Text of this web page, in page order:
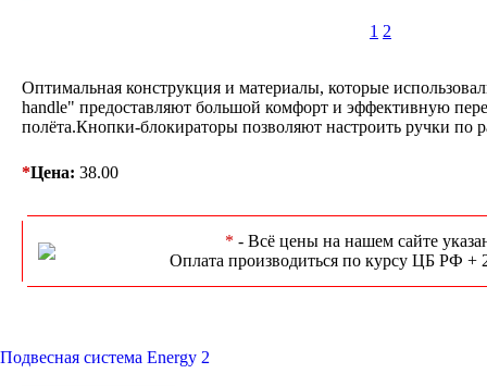
1 2
Оптимальная конструкция и материалы, которые
handle" предоставляют большой комфорт и эффективную
полёта.Кнопки-блокираторы позволяют настроить ручки по
*Цена: 38.00
* - Всё цены на нашем сайте
Оплата производиться по курсу ЦБ РФ +
Подвесная система Energy 2